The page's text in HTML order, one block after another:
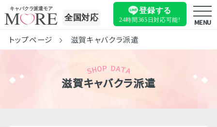
キャバクラ派遣モア
全国対応
登録する
24時間365日対応可能! MENU
トップページ 滋賀キャバクラ派遣
滋賀キャバクラ派遣